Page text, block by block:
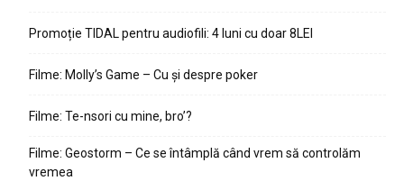
Promoție TIDAL pentru audiofili: 4 luni cu doar 8LEI
Filme: Molly’s Game – Cu și despre poker
Filme: Te-nsori cu mine, bro’?
Filme: Geostorm – Ce se întâmplă când vrem să controlăm
vremea